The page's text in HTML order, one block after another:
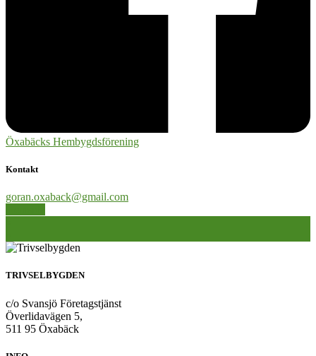
Öxabäcks Hembygdsförening
Kontakt
goran.oxaback@gmail.com
TRIVSELBYGDEN
c/o Svansjö Företagstjänst
Överlidavägen 5,
511 95 Öxabäck